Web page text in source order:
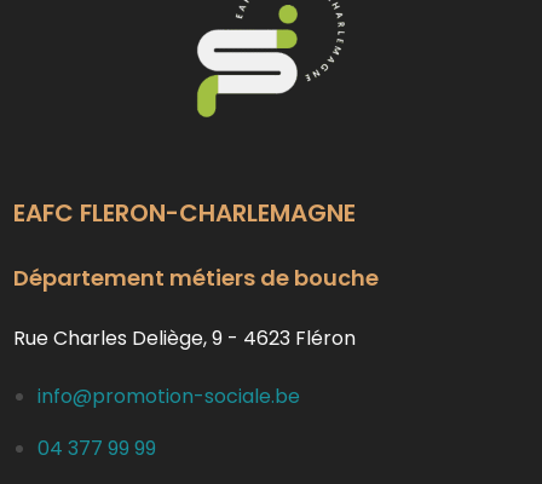
EAFC FLERON-CHARLEMAGNE
Département métiers de bouche
Rue Charles Deliège, 9 - 4623 Fléron
info@promotion-sociale.be
04 377 99 99